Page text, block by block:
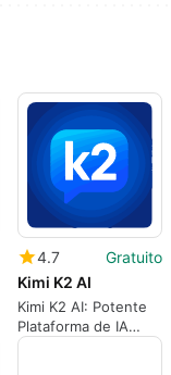
4.7
Gratuito
Kimi K2 AI
Kimi K2 AI: Potente
Plataforma de IA
Abierta